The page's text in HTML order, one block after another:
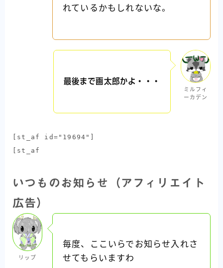
れているかもしれないな。
最後まで画太郎かよ・・・
ミルフィ
ーカデン
[st_af id="19694"]
[st_af
いつものお知らせ（アフィリエイト
広告）
リップ
毎度、ここいらでお知らせ入れさ
せてもらいますわ